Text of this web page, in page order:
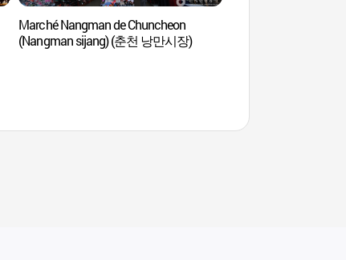
Marché Nangman de Chuncheon
(Nangman sijang) (춘천 낭만시장)